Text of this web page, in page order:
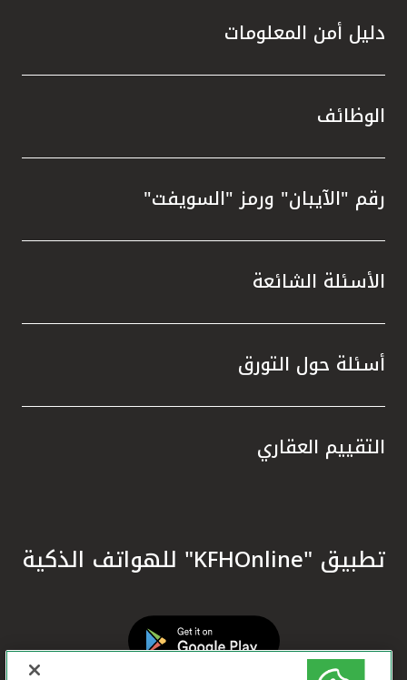
دليل أمن المعلومات
الوظائف
رقم "الآيبان" ورمز "السويفت"
الأسئلة الشائعة
أسئلة حول التورق
التقييم العقاري
تطبيق "KFHOnline" للهواتف الذكية